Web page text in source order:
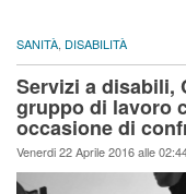
SANITÀ, DISABILITÀ
Servizi a disabili,
gruppo di lavoro
occasione di
Venerdi 22 Aprile 2016 alle